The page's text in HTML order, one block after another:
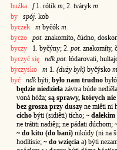
buźka
f1. rótik m; 2. tváryk m
by
spój. kob
byczek
m byčók m
byczo
pot. znakomíto, čúdno,
byczy 1. byčýny; 2. pot. znakomíty,
byczyć się
ndk pot. łódarovati,
byczysko
m 1. (duży byk) byčýsko m
być
ndkbýti; było nam trudno
będzie niedziela závtra búde
voná hóža; są sprawy, których nie
bez grosza przy duszy ne miêti ni
cicho býti (sidiêti) tícho; ~ dalekim
ne trátiti nadiêji; ne pádati dúchom;
~ do kitu (do bani) nikúdy (ni na
hodítisie; ~ do wzięcia a) býti